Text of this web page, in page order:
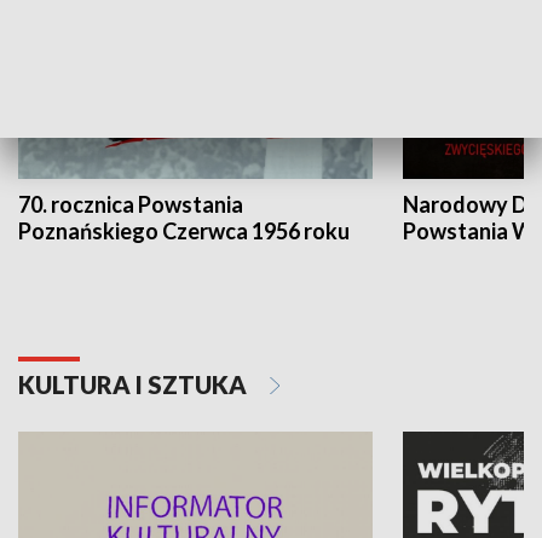
70. rocznica Powstania
Poznańskiego Czerwca 1956 roku
Narodowy
Powstania
KULTURA I SZTUKA